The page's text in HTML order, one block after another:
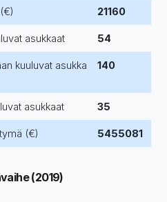
21160
asukkaat 54
kuuluvat asukka
140
asukkaat 35
(€) 5455081
(2019)